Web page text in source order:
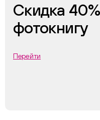
Скидка
фотокнигу
Перейти